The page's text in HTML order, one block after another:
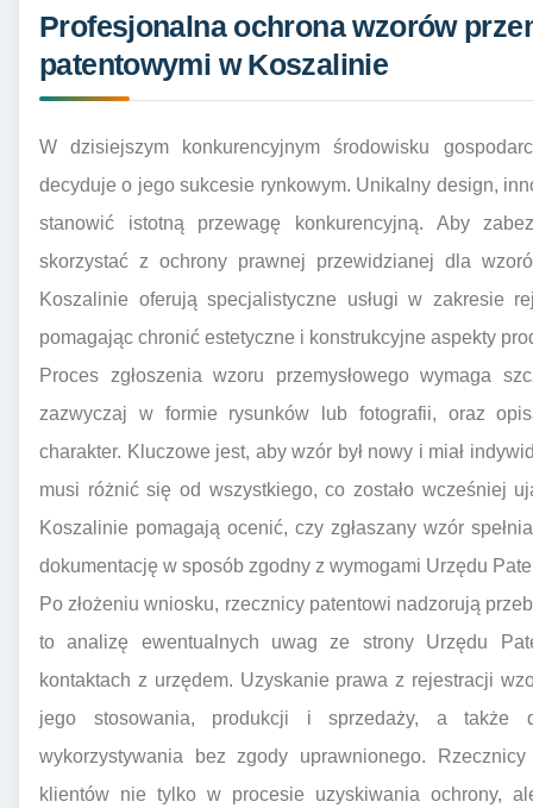
Profesjonalna ochrona wzorów
patentowymi w Koszalinie
W dzisiejszym konkurencyjnym środowisku
decyduje o jego sukcesie rynkowym. Unikalny design,
stanowić istotną przewagę konkurencyjną. Aby
skorzystać z ochrony prawnej przewidzianej dla
Koszalinie oferują specjalistyczne usługi w zakresie
pomagając chronić estetyczne i konstrukcyjne aspekty
Proces zgłoszenia wzoru przemysłowego wymaga
zazwyczaj w formie rysunków lub fotografii, oraz
charakter. Kluczowe jest, aby wzór był nowy i miał
musi różnić się od wszystkiego, co zostało wcześniej
Koszalinie pomagają ocenić, czy zgłaszany wzór
dokumentację w sposób zgodny z wymogami Urzędu
Po złożeniu wniosku, rzecznicy patentowi nadzorują
to analizę ewentualnych uwag ze strony Urzędu
kontaktach z urzędem. Uzyskanie prawa z rejestracji
jego stosowania, produkcji i sprzedaży, a także
wykorzystywania bez zgody uprawnionego.
klientów nie tylko w procesie uzyskiwania ochrony,